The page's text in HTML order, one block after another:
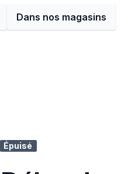
Dans nos magasins
Épuisé